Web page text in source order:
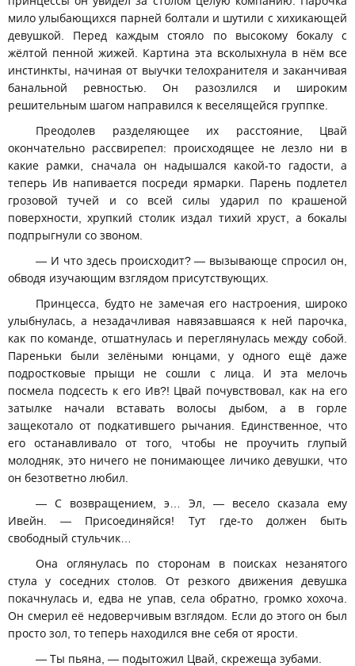
мило улыбающихся парней болтали и шутили с хихикающей
девушкой. Перед каждым стояло по высокому бокалу с
жёлтой пенной жижей. Картина эта всколыхнула в нём все
инстинкты, начиная от выучки телохранителя и заканчивая
банальной ревностью. Он разозлился и широким
решительным шагом направился к веселящейся группке.
Преодолев разделяющее их расстояние, Цвай
окончательно рассвирепел: происходящее не лезло ни в
какие рамки, сначала он надышался какой-то гадости, а
теперь Ив напивается посреди ярмарки. Парень подлетел
грозовой тучей и со всей силы ударил по крашеной
поверхности, хрупкий столик издал тихий хруст, а бокалы
подпрыгнули со звоном.
— И что здесь происходит? — вызывающе спросил он,
обводя изучающим взглядом присутствующих.
Принцесса, будто не замечая его настроения, широко
улыбнулась, а незадачливая навязавшаяся к ней парочка,
как по команде, отшатнулась и переглянулась между собой.
Пареньки были зелёными юнцами, у одного ещё даже
подростковые прыщи не сошли с лица. И эта мелочь
посмела подсесть к его Ив?! Цвай почувствовал, как на его
затылке начали вставать волосы дыбом, а в горле
защекотало от подкатившего рычания. Единственное, что
его останавливало от того, чтобы не проучить глупый
молодняк, это ничего не понимающее личико девушки, что
он безответно любил.
— С возвращением, э… Эл, — весело сказала ему
Ивейн. — Присоединяйся! Тут где-то должен быть
свободный стульчик…
Она оглянулась по сторонам в поисках незанятого
стула у соседних столов. От резкого движения девушка
покачнулась и, едва не упав, села обратно, громко хохоча.
Он смерил её недоверчивым взглядом. Если до этого он был
просто зол, то теперь находился вне себя от ярости.
— Ты пьяна, — подытожил Цвай, скрежеща зубами.